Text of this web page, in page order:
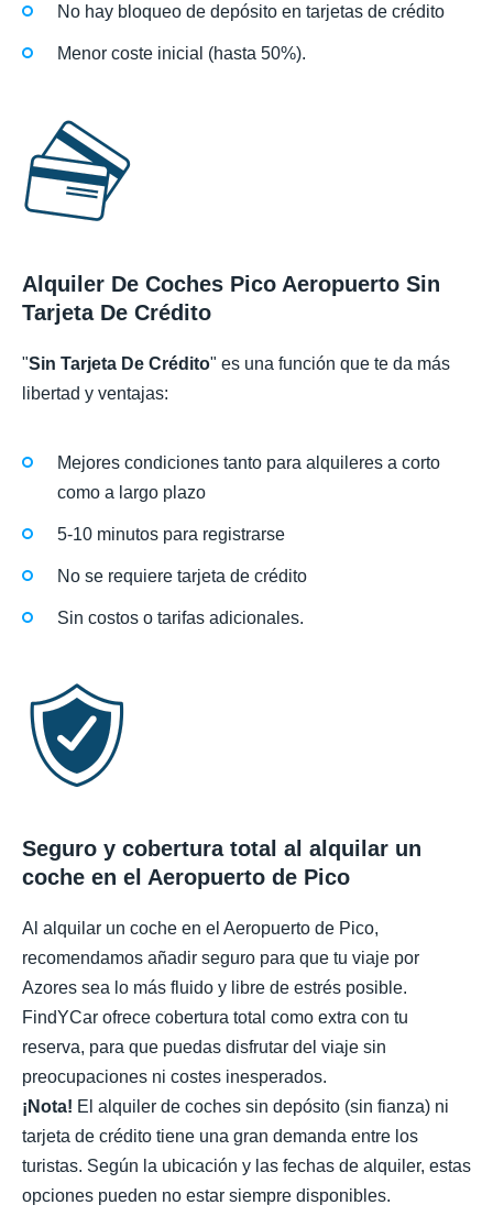
No hay bloqueo de depósito en tarjetas de crédito
Menor coste inicial (hasta 50%).
Alquiler De Coches Pico Aeropuerto Sin
Tarjeta De Crédito
"Sin Tarjeta De Crédito" es una función que te da más
libertad y ventajas:
Mejores condiciones tanto para alquileres a corto
como a largo plazo
5-10 minutos para registrarse
No se requiere tarjeta de crédito
Sin costos o tarifas adicionales.
Seguro y cobertura total al alquilar un
coche en el Aeropuerto de Pico
Al alquilar un coche en el Aeropuerto de Pico,
recomendamos añadir seguro para que tu viaje por
Azores sea lo más fluido y libre de estrés posible.
FindYCar ofrece cobertura total como extra con tu
reserva, para que puedas disfrutar del viaje sin
preocupaciones ni costes inesperados.
¡Nota! El alquiler de coches sin depósito (sin fianza) ni
tarjeta de crédito tiene una gran demanda entre los
turistas. Según la ubicación y las fechas de alquiler, estas
opciones pueden no estar siempre disponibles.